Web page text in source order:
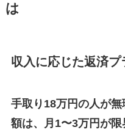
は
収入に応じた返済プ
手取り18万円の人が
額は、月1〜3万円が限